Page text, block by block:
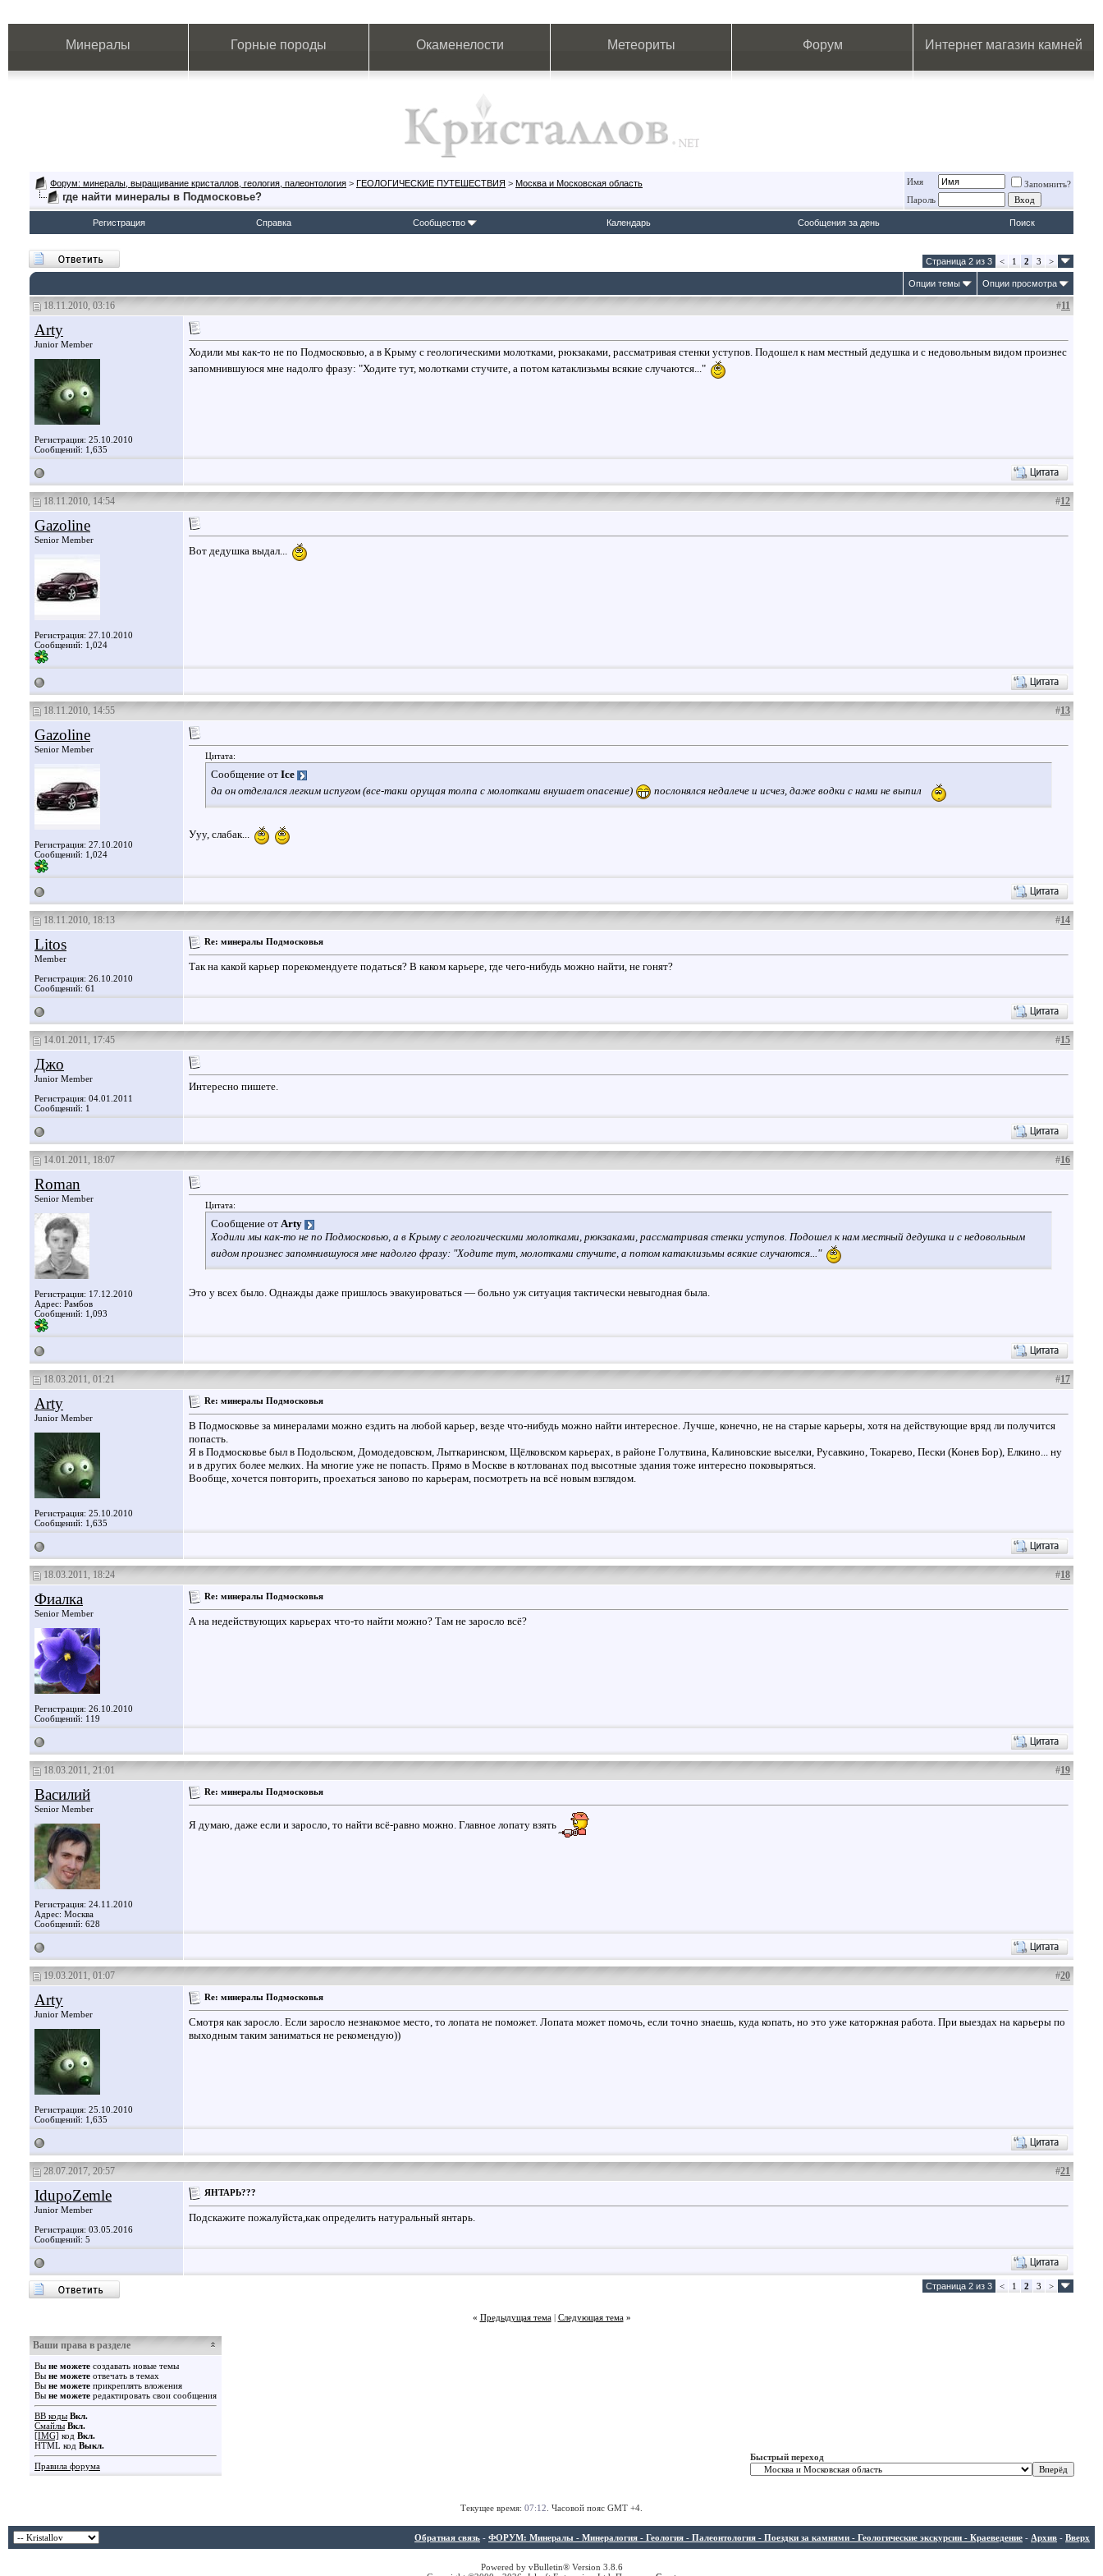
Минералы Горные породы Окаменелости Метеориты Форум Интернет магазин камней
Форум: минералы, выращивание кристаллов, геология, палеонтология > ГЕОЛОГИЧЕСКИЕ ПУТЕШЕСТВИЯ > Москва и Московская область
где найти минералы в Подмосковье?
Имя
Запомнить?
Пароль
Регистрация Справка Сообщество Календарь Сообщения за день Поиск
Страница 2 из 3 < 1 2 3 >
Опции темы Опции просмотра
18.11.2010, 03:16 #11
Arty
Junior Member
Регистрация: 25.10.2010
Сообщений: 1,635
Ходили мы как-то не по Подмосковью, а в Крыму с геологическими молотками, рюкзаками, рассматривая стенки уступов. Подошел к нам местный дедушка и с недовольным видом произнес
запомнившуюся мне надолго фразу: "Ходите тут, молотками стучите, а потом катаклизьмы всякие случаются..."
18.11.2010, 14:54 #12
Gazoline
Senior Member
Регистрация: 27.10.2010
Сообщений: 1,024
Вот дедушка выдал...
18.11.2010, 14:55 #13
Gazoline
Senior Member
Регистрация: 27.10.2010
Сообщений: 1,024
Цитата:
Сообщение от Ice
да он отделался легким испугом (все-таки орущая толпа с молотками внушает опасение)
послонялся недалече и исчез, даже водки с нами не выпил
Ууу, слабак...
18.11.2010, 18:13 #14
Litos
Member
Регистрация: 26.10.2010
Сообщений: 61
Re: минералы Подмосковья
Так на какой карьер порекомендуете податься? В каком карьере, где чего-нибудь можно найти, не гонят?
14.01.2011, 17:45 #15
Джо
Junior Member
Регистрация: 04.01.2011
Сообщений: 1
Интересно пишете.
14.01.2011, 18:07 #16
Roman
Senior Member
Регистрация: 17.12.2010
Адрес: Рамбов
Сообщений: 1,093
Цитата:
Сообщение от Arty
Ходили мы как-то не по Подмосковью, а в Крыму с геологическими молотками, рюкзаками, рассматривая стенки уступов. Подошел к нам местный дедушка и с недовольным
видом произнес запомнившуюся мне надолго фразу: "Ходите тут, молотками стучите, а потом катаклизьмы всякие случаются..."
Это у всех было. Однажды даже пришлось эвакуироваться — больно уж ситуация тактически невыгодная была.
18.03.2011, 01:21 #17
Arty
Junior Member
Регистрация: 25.10.2010
Сообщений: 1,635
Re: минералы Подмосковья
В Подмосковье за минералами можно ездить на любой карьер, везде что-нибудь можно найти интересное. Лучше, конечно, не на старые карьеры, хотя на действующие вряд ли получится
попасть.
Я в Подмосковье был в Подольском, Домодедовском, Лыткаринском, Щёлковском карьерах, в районе Голутвина, Калиновские выселки, Русавкино, Токарево, Пески (Конев Бор), Елкино... ну
и в других более мелких. На многие уже не попасть. Прямо в Москве в котлованах под высотные здания тоже интересно поковыряться.
Вообще, хочется повторить, проехаться заново по карьерам, посмотреть на всё новым взглядом.
18.03.2011, 18:24 #18
Фиалка
Senior Member
Регистрация: 26.10.2010
Сообщений: 119
Re: минералы Подмосковья
А на недействующих карьерах что-то найти можно? Там не заросло всё?
18.03.2011, 21:01 #19
Василий
Senior Member
Регистрация: 24.11.2010
Адрес: Москва
Сообщений: 628
Re: минералы Подмосковья
Я думаю, даже если и заросло, то найти всё-равно можно. Главное лопату взять
19.03.2011, 01:07 #20
Arty
Junior Member
Регистрация: 25.10.2010
Сообщений: 1,635
Re: минералы Подмосковья
Смотря как заросло. Если заросло незнакомое место, то лопата не поможет. Лопата может помочь, если точно знаешь, куда копать, но это уже каторжная работа. При выездах на карьеры по
выходным таким заниматься не рекомендую))
28.07.2017, 20:57 #21
IdupoZemle
Junior Member
Регистрация: 03.05.2016
Сообщений: 5
ЯНТАРЬ???
Подскажите пожалуйста,как определить натуральный янтарь.
Страница 2 из 3 < 1 2 3 >
« Предыдущая тема| Следующая тема »
Ваши права в разделе
Вы не можете создавать новые темы
Вы не можете отвечать в темах
Вы не можете прикреплять вложения
Вы не можете редактировать свои сообщения
BB коды Вкл.
Смайлы Вкл.
[IMG] код Вкл.
HTML код Выкл.
Правила форума
Быстрый переход
Текущее время: 07:12 . Часовой пояс GMT +4.
Обратная связь - ФОРУМ: Минералы - Минералогия - Геология - Палеонтология - Поездки за камнями - Геологические экскурсии - Краеведение - Архив - Вверх
Powered by vBulletin® Version 3.8.6